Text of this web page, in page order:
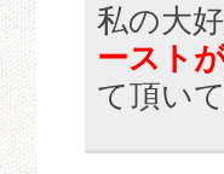
私の大
ースト
て頂い